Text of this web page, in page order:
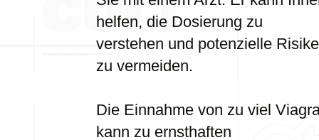
helfen, die Dosierung zu
verstehen und potenzielle
zu vermeiden.
Die Einnahme von zu viel
kann zu ernsthaften